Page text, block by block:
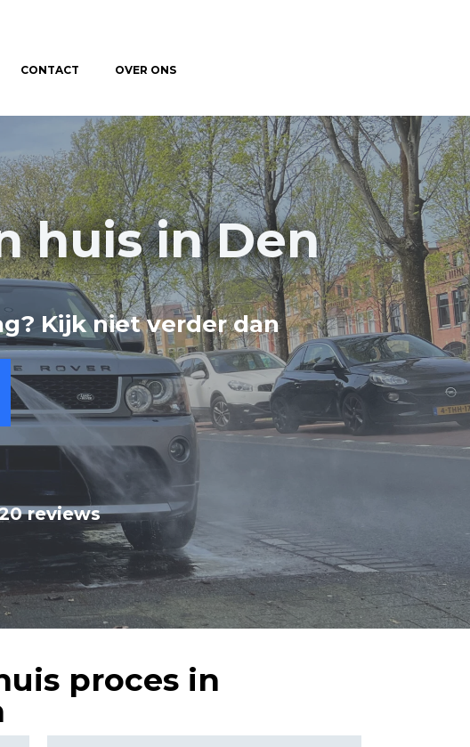
CONTACT OVER ONS
huis in Den
Kijk niet verder dan
reviews
proces in